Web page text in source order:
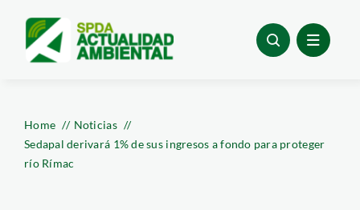
content
Home
Noticias
Sedapal derivará 1% de sus ingresos a fondo para proteger
río Rímac